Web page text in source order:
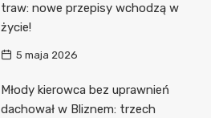
traw: nowe przepisy wchodzą w
życie!
5 maja 2026
Młody kierowca bez uprawnień
dachował w Bliznem: trzech